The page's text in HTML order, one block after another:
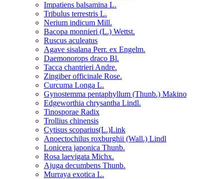
Impatiens balsamina L.
Tribulus terrestris L.
Nerium indicum Mill.
Bacopa monnieri (L.) Wettst.
Ruscus aculeatus
Agave sisalana Perr. ex Engelm.
Daemonorops draco Bl.
Tacca chantrieri Andre.
Zingiber officinale Rose.
Curcuma Longa L.
Gynostemma pentaphyllum (Thunb.) Makino
Edgeworthia chrysantha Lindl.
Tinosporae Radix
Trollius chinensis
Cytisus scoparius(L.)Link
Anoectochilus roxburghii (Wall.) Lindl
Lonicera japonica Thunb.
Rosa laevigata Michx.
Ajuga decumbens Thunb.
Murraya exotica L.